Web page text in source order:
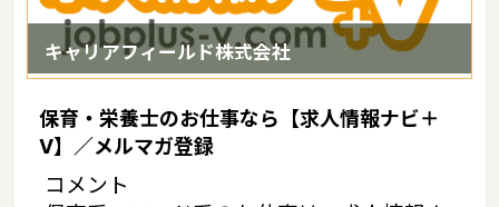
キャリアフィールド株式会社
保育・栄養士のお仕事なら【求人情報ナビ＋
V】／メルマガ登録
コメント